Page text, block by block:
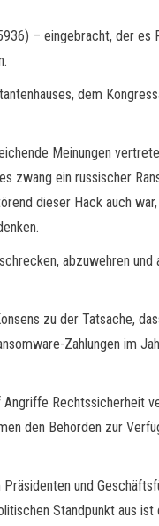
– eingebracht, der es
dem
Meinungen
zwang ein russischer
dieser Hack auch
abzuwehren und
zu der Tatsache,
Zahlungen im
Angriffe Rechtssicherheit
den Behörden zur
und
Standpunkt aus